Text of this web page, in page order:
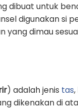
dibuat untuk
digunakan si
dimau
) adalah jenis tas
dikenakan di